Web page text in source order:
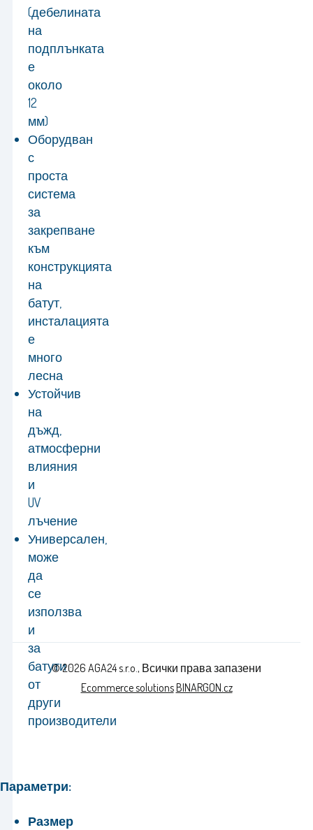
(дебелината
на
подплънката
е
около
12
мм)
Оборудван
с
проста
система
за
закрепване
към
конструкцията
на
батут,
инсталацията
е
много
лесна
Устойчив
на
дъжд,
атмосферни
влияния
и
UV
лъчение
Универсален,
може
да
се
използва
и
за
батути
от
други
производители
Параметри:
Размер
© 2026 AGA24 s.r.o., Всички права запазени
Ecommerce solutionsBINARGON.cz